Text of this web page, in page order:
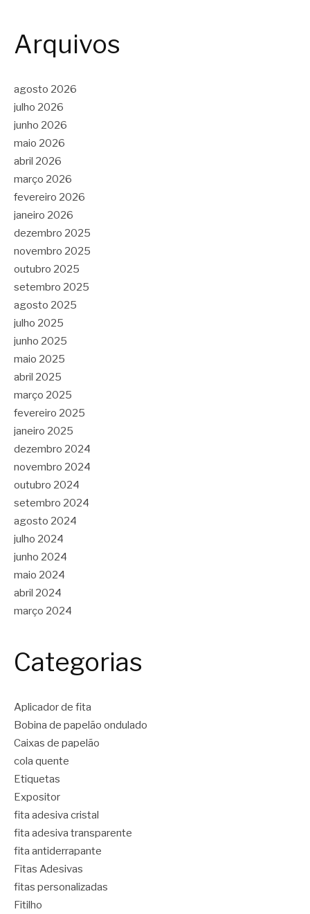
Arquivos
agosto 2026
julho 2026
junho 2026
maio 2026
abril 2026
março 2026
fevereiro 2026
janeiro 2026
dezembro 2025
novembro 2025
outubro 2025
setembro 2025
agosto 2025
julho 2025
junho 2025
maio 2025
abril 2025
março 2025
fevereiro 2025
janeiro 2025
dezembro 2024
novembro 2024
outubro 2024
setembro 2024
agosto 2024
julho 2024
junho 2024
maio 2024
abril 2024
março 2024
Categorias
Aplicador de fita
Bobina de papelão ondulado
Caixas de papelão
cola quente
Etiquetas
Expositor
fita adesiva cristal
fita adesiva transparente
fita antiderrapante
Fitas Adesivas
fitas personalizadas
Fitilho